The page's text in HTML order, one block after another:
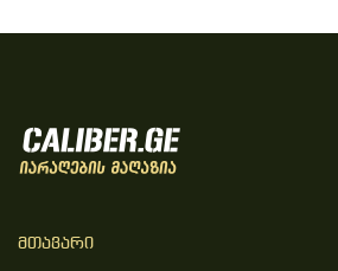
Მთავარი